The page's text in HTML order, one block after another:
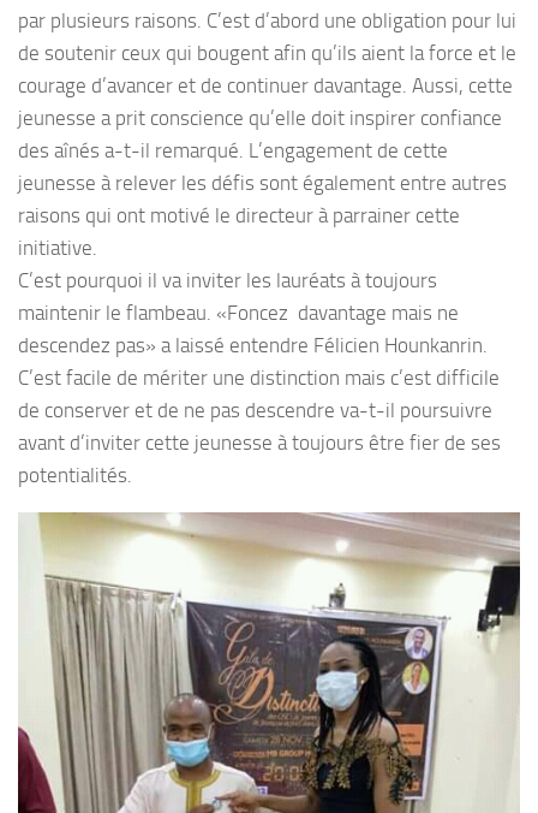
par plusieurs raisons. C’est d’abord une obligation pour lui
de soutenir ceux qui bougent afin qu’ils aient la force et le
courage d’avancer et de continuer davantage. Aussi, cette
jeunesse a prit conscience qu’elle doit inspirer confiance
des aînés a-t-il remarqué. L’engagement de cette
jeunesse à relever les défis sont également entre autres
raisons qui ont motivé le directeur à parrainer cette
initiative.
C’est pourquoi il va inviter les lauréats à toujours
maintenir le flambeau. «Foncez davantage mais ne
descendez pas» a laissé entendre Félicien Hounkanrin.
C’est facile de mériter une distinction mais c’est difficile
de conserver et de ne pas descendre va-t-il poursuivre
avant d’inviter cette jeunesse à toujours être fier de ses
potentialités.